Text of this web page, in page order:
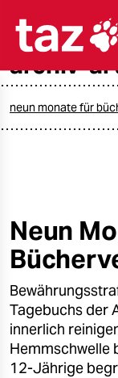
öko
gesellschaft
kultur
sport
berlin
archiv-
neun monate für
Neun
Tagebuchs der
innerlich
Hemmschwelle
12-Jährige